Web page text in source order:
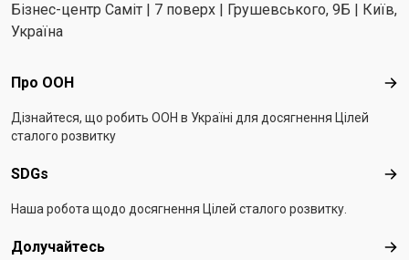
Бізнес-центр Саміт | 7 поверх | Грушевського, 9Б | Київ,
Україна
Footer menu
Про ООН
Дізнайтеся, що робить ООН в Україні для досягнення Цілей
сталого розвитку
SDGs
Наша робота щодо досягнення Цілей сталого розвитку.
Долучайтесь